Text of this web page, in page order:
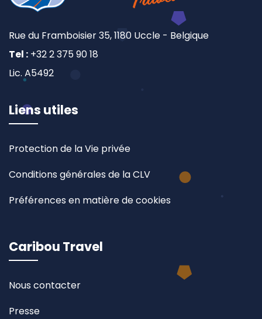
Rue du Framboisier 35, 1180 Uccle - Belgique
Tel : +32 2 375 90 18
Lic. A5492
Liens utiles
Protection de la Vie privée
Conditions générales de la CLV
Préférences en matière de cookies
Caribou Travel
Nous contacter
Presse